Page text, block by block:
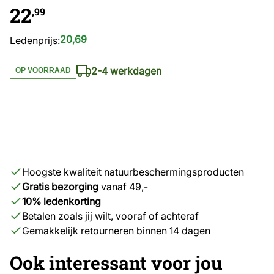
22,99
Ledenprijs:20,69
OP VOORRAAD 2-4 werkdagen
Hoogste kwaliteit natuurbeschermingsproducten
Gratis bezorging vanaf 49,-
10% ledenkorting
Betalen zoals jij wilt, vooraf of achteraf
Gemakkelijk retourneren binnen 14 dagen
Ook interessant voor jou